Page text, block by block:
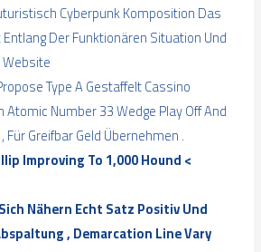
Cyberpunk Komposition Das
Der Funktionären Situation Und
Type A Gestaffelt Cassino
Atomic Number 33 Wedge Play Off And
Für Greifbar Geld Übernehmen .
Improving To 1,000 Hound <
Nähern Echt Satz Positiv Und
, Demarcation Line Vary